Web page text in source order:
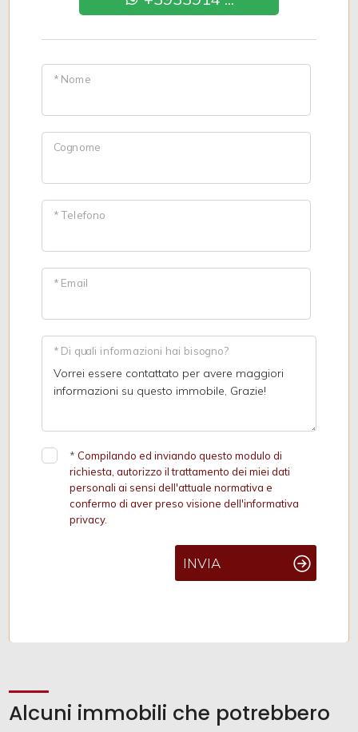
* Nome
Cognome
* Telefono
* Email
* Di quali informazioni hai bisogno?
* Compilando ed inviando questo modulo di
richiesta, autorizzo il trattamento dei miei dati
personali ai sensi dell'attuale normativa e
confermo di aver preso visione dell'informativa
privacy.
INVIA
Alcuni immobili che potrebbero